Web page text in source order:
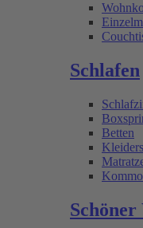
Schlafen
Betten
Schöner